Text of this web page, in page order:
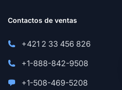
Contactos de ventas
+421 2 33 456 826
+1-888-842-9508
+1-508-469-5208